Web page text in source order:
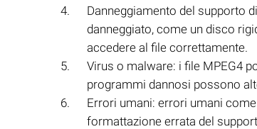
Danneggiamento del supporto
danneggiato, come un disco
accedere al file correttamente.
Virus o malware: i file MPEG4
programmi dannosi possono
Errori umani: errori umani
formattazione errata del